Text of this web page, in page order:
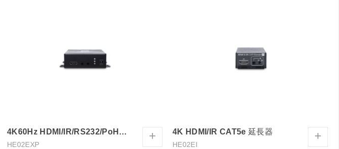
4K60Hz HDMI/IR/RS232/PoH網路延長器
HE02EXP
+ 4K HDMI/IR CAT5e 延長器
HE02EI
+